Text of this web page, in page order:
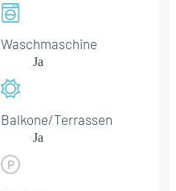
Waschmaschine
Ja
Balkone/Terrassen
Ja